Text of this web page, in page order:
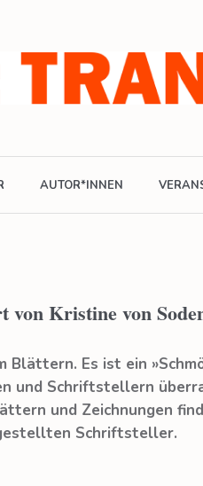
AUTOR*INNEN
Kristine von
Blättern. Es ist ein
und Schriftstellern
und Zeichnungen
Schriftsteller.